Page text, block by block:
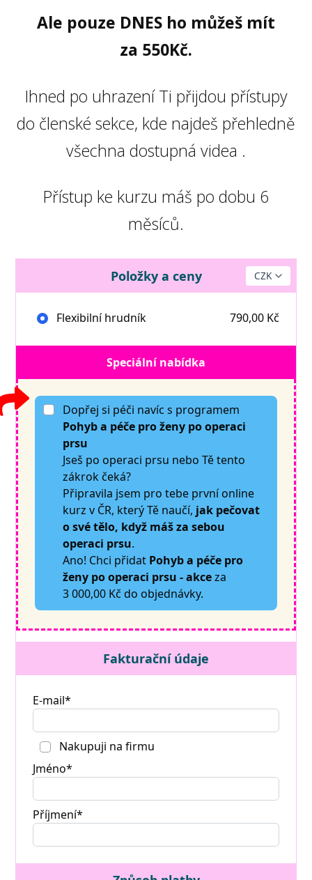
Ale pouze DNES ho můžeš mít
za 550Kč.
Ihned po uhrazení Ti přijdou přístupy
do členské sekce, kde najdeš přehledně
všechna dostupná videa .
Přístup ke kurzu máš po dobu 6
měsíců.
Položky a ceny
Flexibilní hrudník 790,00 Kč
Speciální nabídka
Dopřej si péči navíc s programem
Pohyb a péče pro ženy po operaci
prsu
Jseš po operaci prsu nebo Tě tento
zákrok čeká?
Připravila jsem pro tebe první online
kurz v ČR, který Tě naučí, jak pečovat
o své tělo, když máš za sebou
operaci prsu.
Ano! Chci přidat Pohyb a péče pro
ženy po operaci prsu - akceza
3 000,00 Kč do objednávky.
Fakturační údaje
E-mail*
Nakupuji na firmu
Jméno*
Příjmení*